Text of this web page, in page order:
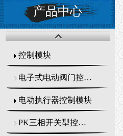
产品中心
控制模块
电子式电动阀门控制器
电动执行器控制模块
PK三相开关型控制模块